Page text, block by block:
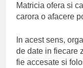
Matricia ofera si
carora o afacere
In acest sens,
de date in fiecare
fie accesate si